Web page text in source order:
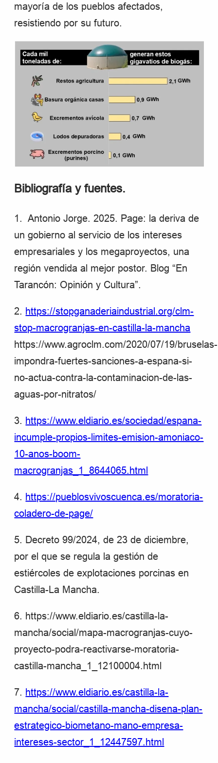
mayoría de los pueblos afectados,
resistiendo por su futuro.
Bibliografía y fuentes.
1. Antonio Jorge. 2025. Page: la deriva de
un gobierno al servicio de los intereses
empresariales y los megaproyectos, una
región vendida al mejor postor. Blog “En
Tarancón: Opinión y Cultura”.
2. https://stopganaderiaindustrial.org/clm-
stop-macrogranjas-en-castilla-la-mancha
https://www.agroclm.com/2020/07/19/bruselas-
impondra-fuertes-sanciones-a-espana-si-
no-actua-contra-la-contaminacion-de-las-
aguas-por-nitratos/
3. https://www.eldiario.es/sociedad/espana-
incumple-propios-limites-emision-amoniaco-
10-anos-boom-
macrogranjas_1_8644065.html
4. https://pueblosvivoscuenca.es/moratoria-
coladero-de-page/
5. Decreto 99/2024, de 23 de diciembre,
por el que se regula la gestión de
estiércoles de explotaciones porcinas en
Castilla-La Mancha.
6. https://www.eldiario.es/castilla-la-
mancha/social/mapa-macrogranjas-cuyo-
proyecto-podra-reactivarse-moratoria-
castilla-mancha_1_12100004.html
7. https://www.eldiario.es/castilla-la-
mancha/social/castilla-mancha-disena-plan-
estrategico-biometano-mano-empresa-
intereses-sector_1_12447597.html